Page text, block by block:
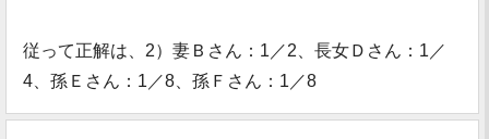
従って正解は、2）妻Ｂさん：1／2、長女Ｄさん：1／
4、孫Ｅさん：1／8、孫Ｆさん：1／8